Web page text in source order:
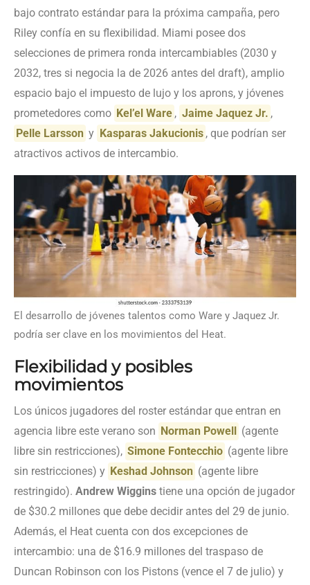
bajo contrato estándar para la próxima campaña, pero
Riley confía en su flexibilidad. Miami posee dos
selecciones de primera ronda intercambiables (2030 y
2032, tres si negocia la de 2026 antes del draft), amplio
espacio bajo el impuesto de lujo y los aprons, y jóvenes
prometedores como Kel’el Ware , Jaime Jaquez Jr. ,
Pelle Larsson y Kasparas Jakucionis , que podrían ser
atractivos activos de intercambio.
El desarrollo de jóvenes talentos como Ware y Jaquez Jr.
podría ser clave en los movimientos del Heat.
Flexibilidad y posibles
movimientos
Los únicos jugadores del roster estándar que entran en
agencia libre este verano son Norman Powell
(agente
libre sin restricciones), Simone Fontecchio (agente libre
sin restricciones) y Keshad Johnson (agente libre
restringido). Andrew Wiggins tiene una opción de jugador
de $30.2 millones que debe decidir antes del 29 de junio.
Además, el Heat cuenta con dos excepciones de
intercambio: una de $16.9 millones del traspaso de
Duncan Robinson con los Pistons (vence el 7 de julio) y